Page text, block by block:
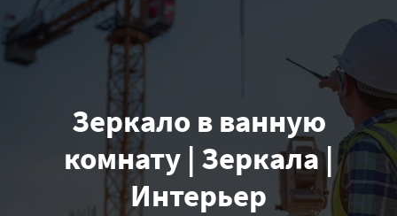
Зеркало в ванную
комнату | Зеркала |
Интерьер